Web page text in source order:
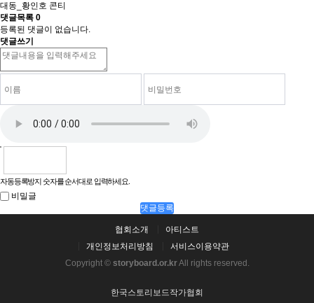
대동_황인호 콘티
댓글목록 0
등록된 댓글이 없습니다.
댓글쓰기
자동등록방지 숫자를 순서대로 입력하세요.
비밀글
댓글등록
협회소개
아티스트
개인정보처리방침
서비스이용약관
Copyright © storyboard.or.krAll rights reserved.
한국스토리보드작가협회